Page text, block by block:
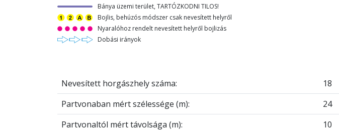
Bánya üzemi terület, TARTÓZKODNI TILOS!
Bojlis, behúzós módszer csak nevesített helyről
Nyaralóhoz rendelt nevesített helyről bojlizás
Dobási irányok
Nevesített horgászhely száma:
18
Partvonaban mért szélessége (m):
24
Partvonaltól mért távolsága (m):
10